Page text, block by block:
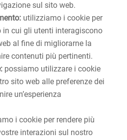
sul sito web.
utilizziamo i cookie per
in cui gli utenti interagiscono
al fine di migliorarne la
contenuti più pertinenti.
possiamo utilizzare i cookie
sito web alle preferenze dei
un’esperienza
i cookie per rendere più
interazioni sul nostro